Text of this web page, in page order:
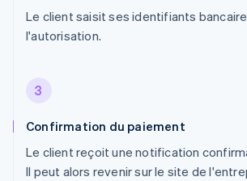
Le client saisit ses identifiants
l'autorisation.
3
Confirmation du paiement
Le client reçoit une notification
Il peut alors revenir sur le site de